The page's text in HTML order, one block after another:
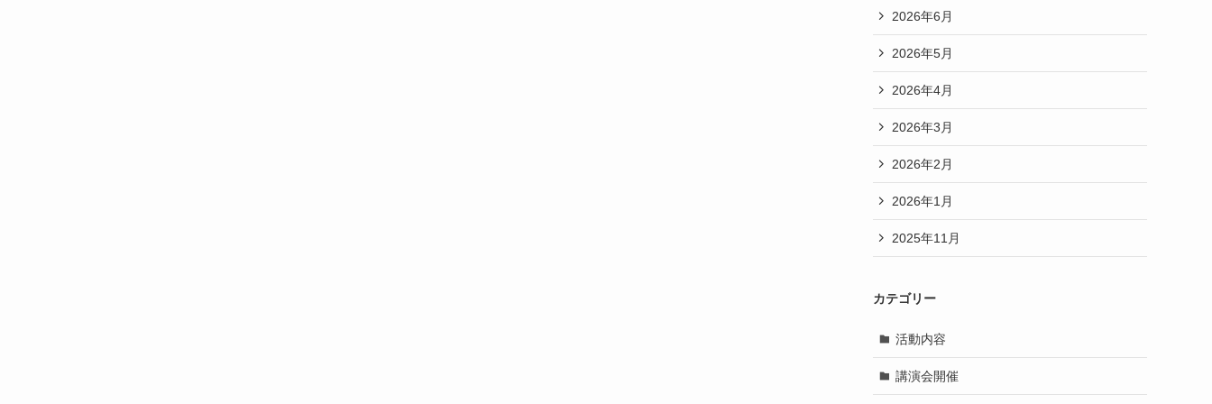
2026年6月
2026年5月
2026年4月
2026年3月
2026年2月
2026年1月
2025年11月
カテゴリー
活動内容
講演会開催